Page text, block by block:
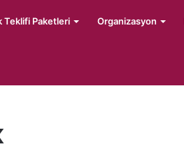
Teklifi Paketleri Organizasyon